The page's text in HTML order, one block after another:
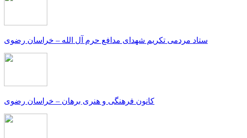
ستاد مردمی تکریم شهدای مدافع حرم آل الله – خراسان رضوی
کانون فرهنگی و هنری برهان – خراسان رضوی